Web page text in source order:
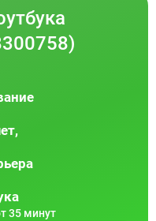
35 минут